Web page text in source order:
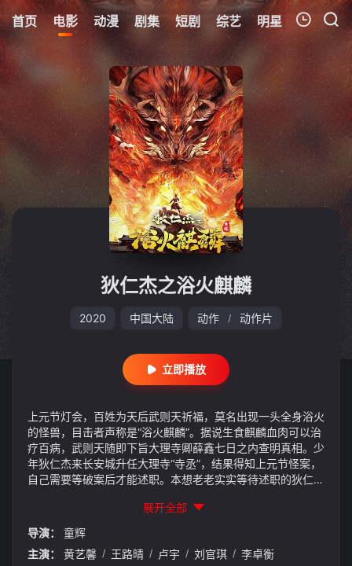
首页 电影 动漫 剧集 短剧 综艺 明星 周表
我的观影记录
暂无观看影片的记录
狄仁杰之浴火麒麟
2020 中国大陆 动作 / 动作片
立即播放
上元节灯会，百姓为天后武则天祈福，莫名出现一头全身浴火
的怪兽，目击者声称是“浴火麒麟”。据说生食麒麟血肉可以治
疗百病，武则天随即下旨大理寺卿薛鑫七日之内查明真相。少
年狄仁杰来长安城升任大理寺“寺丞”，结果得知上元节怪案，
自己需要等破案后才能述职。本想老老实实等待述职的狄仁
调查后，狄仁杰终于找到了所谓的“浴火麒麟”，原来老王爷李
淮的孙子得了一种怪病，身上长满了坚硬的银屑，就像一只披
鳞甲的怪兽。然而，事情的真相并没有这么简单，狄仁杰因为
擅自行动被薛鑫不喜，不允述职，将其赶回并州。狄仁杰在离
展开全部
导演：
童辉
主演：
黄艺馨 / 王路晴 / 卢宇 / 刘官琪 / 李卓衡